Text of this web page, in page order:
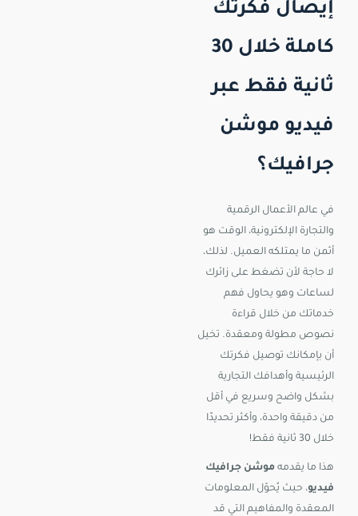
إيصال فكرتك
كاملة خلال 30
ثانية فقط عبر
فيديو موشن
جرافيك؟
في عالم الأعمال الرقمية
والتجارة الإلكترونية، الوقت هو
أثمن ما يمتلكه العميل. لذلك،
لا حاجة لأن تضغط على زائرك
لساعات وهو يحاول فهم
خدماتك من خلال قراءة
نصوص مطولة ومعقدة. تخيل
أن بإمكانك توصيل فكرتك
الرئيسية وأهدافك التجارية
بشكل واضح وسريع في أقل
من دقيقة واحدة، وأكثر تحديدًا
خلال 30 ثانية فقط!
هذا ما يقدمه موشن جرافيك
فيديو، حيث يُحوّل المعلومات
المعقدة والمفاهيم التي قد